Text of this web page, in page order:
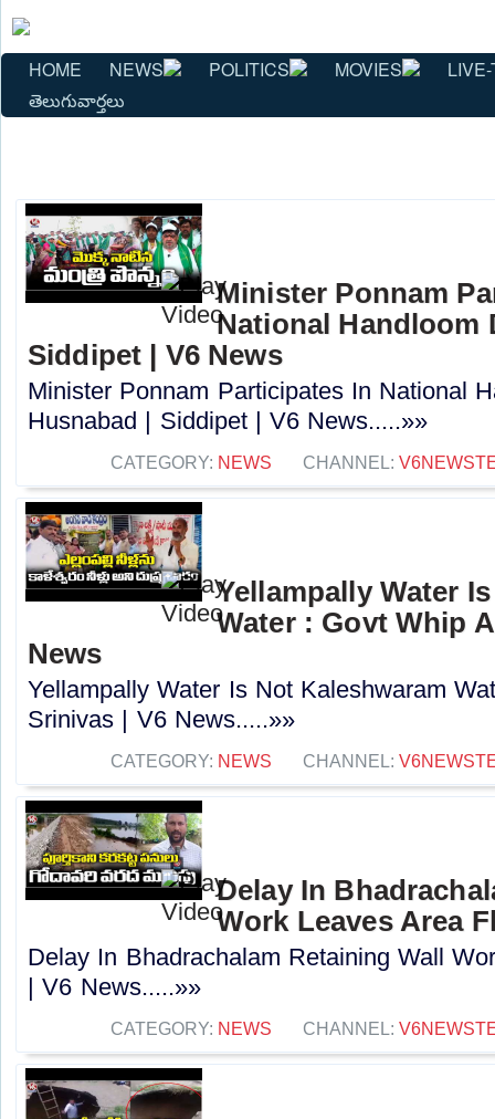
HOME NEWS POLITICS MOVIES
తెలుగువార్తలు
Minister Ponnam
National Handloom
Siddipet | V6 News
Minister Ponnam Participates In National
Husnabad | Siddipet | V6 News.....»»
CATEGORY: NEWS CHANNEL:
Yellampally Water
Water : Govt Whip
News
Yellampally Water Is Not Kaleshwaram
Srinivas | V6 News.....»»
CATEGORY: NEWS CHANNEL:
Delay In
Work Leaves Area
Delay In Bhadrachalam Retaining Wall
| V6 News.....»»
CATEGORY: NEWS CHANNEL: